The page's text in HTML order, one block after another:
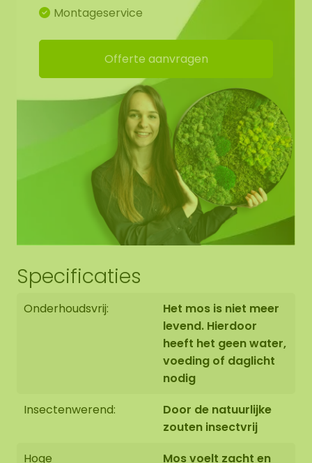
Montageservice
Offerte aanvragen
Specificaties
Onderhoudsvrij:
Het mos is niet meer
levend. Hierdoor
heeft het geen water,
voeding of daglicht
nodig
Insectenwerend:
Door de natuurlijke
zouten insectvrij
Hoge
Mos voelt zacht en